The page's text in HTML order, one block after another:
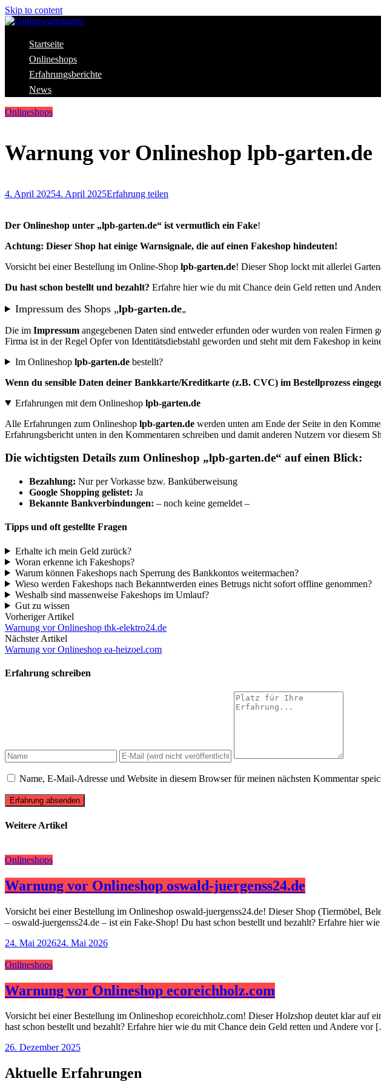
Skip to content
Onlinewarnungen
Aktuelle Warnungen vor Gefahren im Internet
Startseite
Onlineshops
Erfahrungsberichte
News
Onlineshops
Warnung vor Onlineshop lpb-garten.de
4. April 20254. April 2025Erfahrung teilen
Der Onlineshop unter „lpb-garten.de“ ist vermutlich ein Fake!
Achtung: Dieser Shop hat einige Warnsignale, die auf einen Fakeshop hindeuten!
Vorsicht bei einer Bestellung im Online-Shop lpb-garten.de! Dieser Shop lockt mit allerlei
Du hast schon bestellt und bezahlt? Erfahre hier wie du mit Chance dein Geld retten und
Impressum des Shops „lpb-garten.de„
Die im Impressum angegebenen Daten sind entweder erfunden oder wurden von realen Firmen
Firma ist in der Regel Opfer von Identitätsdiebstahl geworden und steht mit dem Fakeshop in
Im Onlineshop lpb-garten.debestellt?
Wenn du sensible Daten deiner Bankkarte/Kreditkarte (z.B. CVC) im Bestellprozess
Erfahrungen mit dem Onlineshop lpb-garten.de
Alle Erfahrungen zum Onlineshop lpb-garten.de werden unten am Ende der Seite in den
Erfahrungsbericht unten in den Kommentaren schreiben und damit anderen Nutzern vor diesem
Die wichtigsten Details zum Onlineshop „lpb-garten.de“ auf einen Blick:
Bezahlung: Nur per Vorkasse bzw. Banküberweisung
Google Shopping gelistet: Ja
Bekannte Bankverbindungen: – noch keine gemeldet –
Tipps und oft gestellte Fragen
Erhalte ich mein Geld zurück?
Woran erkenne ich Fakeshops?
Warum können Fakeshops nach Sperrung des Bankkontos weitermachen?
Wieso werden Fakeshops nach Bekanntwerden eines Betrugs nicht sofort offline genommen?
Weshalb sind massenweise Fakeshops im Umlauf?
Gut zu wissen
Vorheriger Artikel
Warnung vor Onlineshop thk-elektro24.de
Nächster Artikel
Warnung vor Onlineshop ea-heizoel.com
Erfahrung schreiben
Name, E-Mail-Adresse und Website in diesem Browser für meinen nächsten Kommentar
Erfahrung absenden
Weitere Artikel
Onlineshops
Warnung vor Onlineshop oswald-juergenss24.de
Vorsicht bei einer Bestellung im Onlineshop oswald-juergenss24.de! Dieser Shop (Tiermöbel,
– oswald-juergenss24.de – ist ein Fake-Shop! Du hast schon bestellt und bezahlt? Erfahre hier
24. Mai 202624. Mai 2026
Onlineshops
Warnung vor Onlineshop ecoreichholz.com
Vorsicht bei einer Bestellung im Onlineshop ecoreichholz.com! Dieser Holzshop deutet klar auf
hast schon bestellt und bezahlt? Erfahre hier wie du mit Chance dein Geld retten und Andere vor
26. Dezember 2025
Aktuelle Erfahrungen